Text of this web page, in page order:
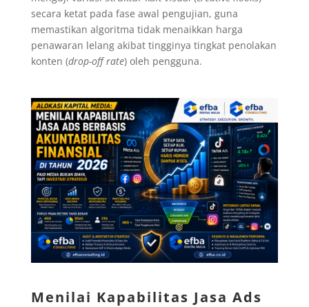
secara ketat pada fase awal pengujian, guna
memastikan algoritma tidak menaikkan harga
penawaran lelang akibat tingginya tingkat penolakan
konten (drop-off rate) oleh pengguna.
Menilai Kapabilitas Jasa Ads